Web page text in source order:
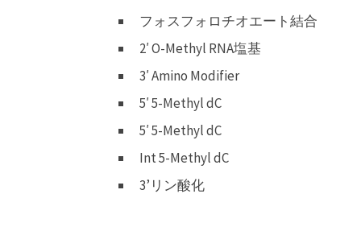
フォスフォロチオエート結合
2′ O-Methyl RNA塩基
3′ Amino Modifier
5′ 5-Methyl dC
5′ 5-Methyl dC
Int 5-Methyl dC
3’リン酸化